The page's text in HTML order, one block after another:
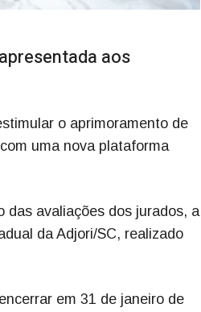
aos
o aprimoramento de
uma nova plataforma
das avaliações dos jurados, a
da Adjori/SC, realizado
em 31 de janeiro de